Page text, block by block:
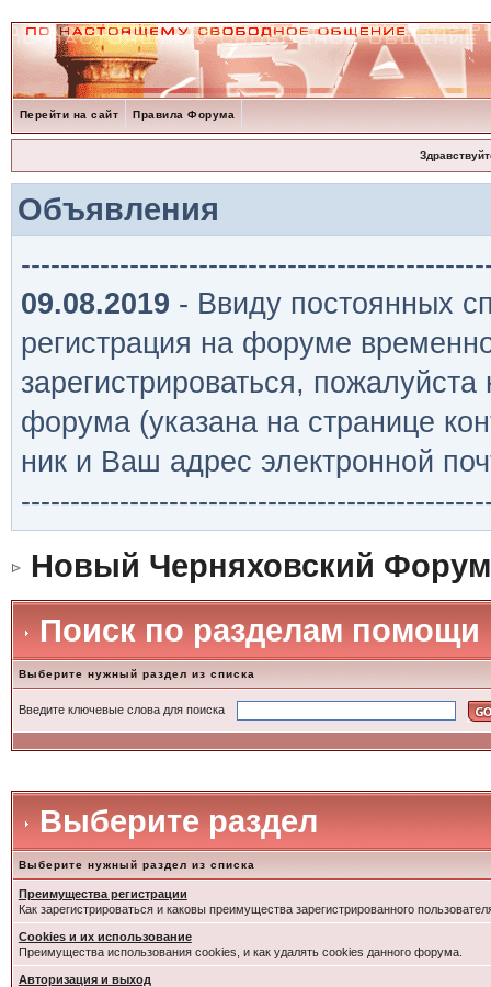
Перейти на сайт Правила Форума
Объявления
09.08.2019 - Ввиду постоянных
регистрация на форуме
зарегистрироваться,
форума (указана на странице
ник и Ваш адрес электронной
Новый Черняховский Форум
Поиск по разделам помощи
Выберите нужный раздел из списка
Введите ключевые слова для поиска
Выберите раздел
Выберите нужный раздел из списка
Преимущества регистрации
Как зарегистрироваться и каковы преимущества зарегистрированного
Cookies и их использование
Преимущества использования cookies, и как удалять cookies данного форума.
Авторизация и выход